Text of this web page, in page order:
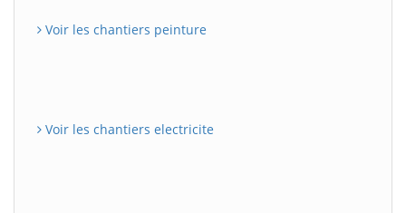
Voir les chantiers peinture
Voir les chantiers electricite